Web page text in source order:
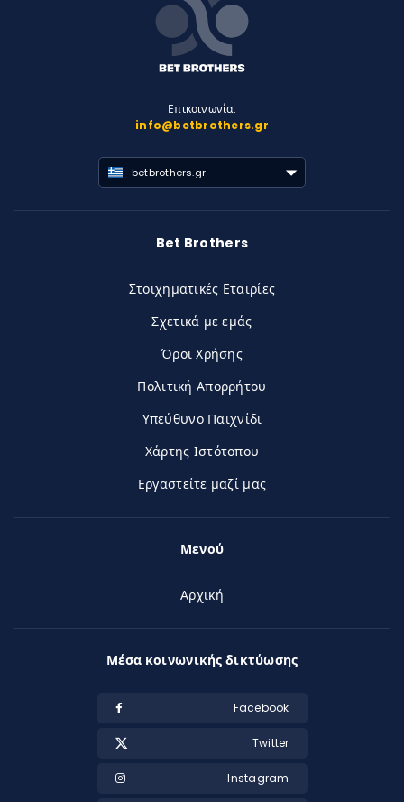
Επικοινωνία:
info@betbrothers.gr
betbrothers.gr
Bet Brothers
Στοιχηματικές Εταιρίες
Σχετικά με εμάς
Όροι Χρήσης
Πολιτική Απορρήτου
Υπεύθυνο Παιχνίδι
Χάρτης Ιστότοπου
Εργαστείτε μαζί μας
Μενού
Αρχική
Μέσα κοινωνικής δικτύωσης
Facebook
Twitter
Instagram